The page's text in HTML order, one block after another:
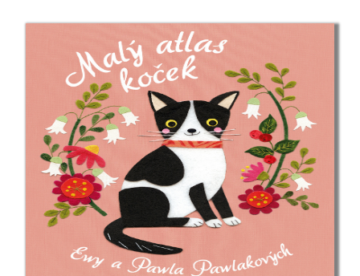
D.M. Pulley
Kathryn Purdie
Anna Purowska
Susanne Pypke